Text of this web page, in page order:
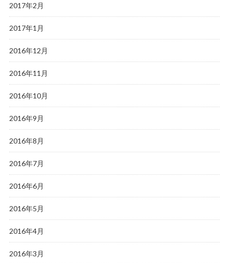
2017年2月
2017年1月
2016年12月
2016年11月
2016年10月
2016年9月
2016年8月
2016年7月
2016年6月
2016年5月
2016年4月
2016年3月